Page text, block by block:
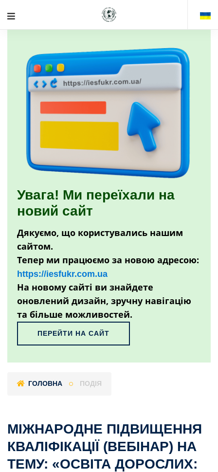
Увага! Ми переїхали на
новий сайт
Дякуємо, що користувались нашим
сайтом.
Тепер ми працюємо за новою адресою:
https://iesfukr.com.ua
На новому сайті ви знайдете
оновлений дизайн, зручну навігацію
та більше можливостей.
ПЕРЕЙТИ НА САЙТ
ГОЛОВНА ПОДІЯ
МІЖНАРОДНЕ ПІДВИЩЕННЯ
КВАЛІФІКАЦІЇ (ВЕБІНАР) НА
ТЕМУ: «ОСВІТА ДОРОСЛИХ: